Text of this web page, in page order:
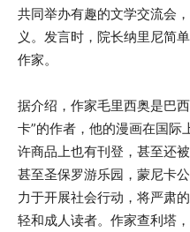
共同举办有趣的文学交流会
义。发言时，院长纳里尼简
作家。
据介绍，作家毛里西奥是巴
卡”的作者，他的漫画在国际
许商品上也有刊登，甚至还
甚至圣保罗游乐园，蒙尼卡
力于开展社会行动，将严肃
轻和成人读者。作家查利塔